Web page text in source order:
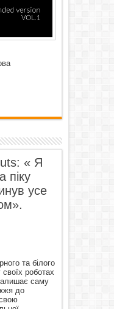
« Я
піку
усе
та білого
роботах
саму
до